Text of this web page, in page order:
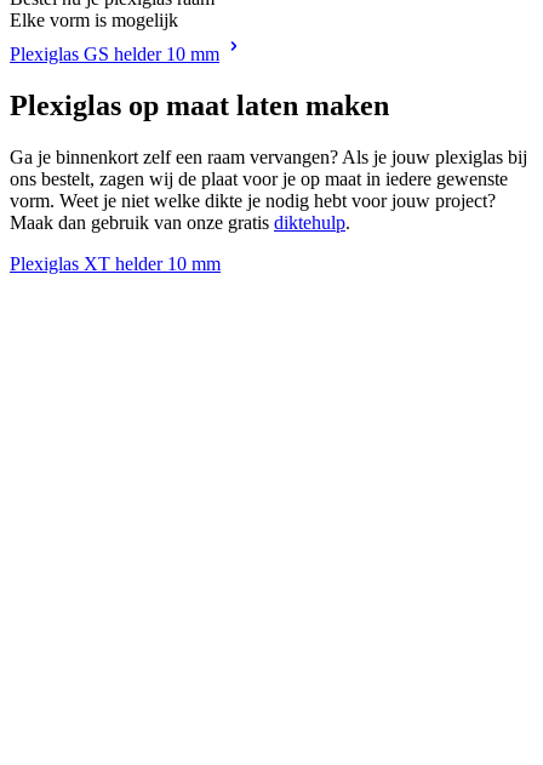
Elke vorm is mogelijk
Plexiglas GS helder 10 mm
Plexiglas op maat laten maken
Ga je binnenkort zelf een raam vervangen? Als je jouw plexiglas bij
ons bestelt, zagen wij de plaat voor je op maat in iedere gewenste
vorm. Weet je niet welke dikte je nodig hebt voor jouw project?
Maak dan gebruik van onze gratis diktehulp.
Plexiglas XT helder 10 mm